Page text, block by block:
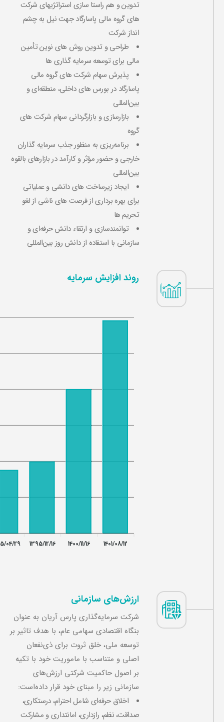
تدوین و هم راستا سازی استراتژیهای شرکت
های گروه مالی پاسارگاد جهت نیل به چشم
انداز شرکت
طراحی و تدوین روش های نوین تأمین
مالی برای توسعه سرمایه‌ گذاری ‌ها
پذیرش سهام شرکت های گروه مالی
پاسارگاد در بورس‌ های داخلی، منطقه‌ای و
بین‌المللی
بازارسازی و بازارگردانی سهام شرکت های
گروه
برنامه‌ریزی به منظور جذب سرمایه‌ گذاران
خارجی و حضور مؤثر و کارآمد در بازارهای بالقوه
بین‌المللی
ایجاد زیرساخت های دانشی و عملیاتی
برای بهره‌ برداری از فرصت های ناشی از لغو
تحریم ها
توانمندسازی و ارتقاء دانش حرفه‌ای و
سازمانی با استفاده از دانش روز بین‌المللی
روند افزایش سرمایه
04/29 1395/12/16 1400/11/16 1401/08/12
ارزش‌های سازمانی
شرکت سرمایه‌گذاری پارس آریان به عنوان
بنگاه اقتصادی سهامی عام، با هدف تاثیر بر
توسعه ملی، خلق ثروت برای ذی‌نفعان
اصلی و متناسب با ماموریت خود با تکیه
بر اصول حاکمیت شرکتی ارزش‌های
سازمانی زیر را مبنای خود قرار داده‌است:
اخلاق حرفه‌ای شامل احترام، درستکاری،
صداقت، نظم، رازداری، امانتداری و مشارکت